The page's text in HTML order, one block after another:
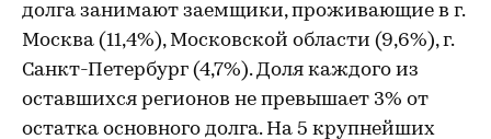
долга занимают заемщики, проживающие в г.
Москва (11,4%), Московской области (9,6%), г.
Санкт-Петербург (4,7%). Доля каждого из
оставшихся регионов не превышает 3% от
остатка основного долга. На 5 крупнейших